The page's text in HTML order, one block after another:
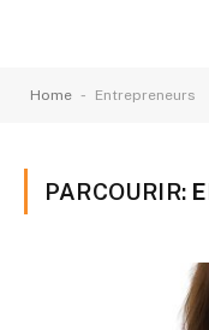
Home - Entrepreneurs
PARCOURIR: